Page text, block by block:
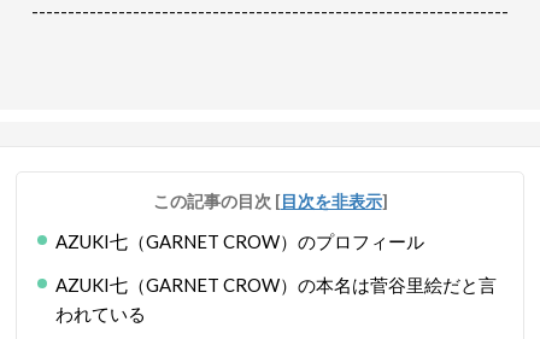
------------------------------------------------------------------
この記事の目次 [目次を非表示]
AZUKI七（GARNET CROW）のプロフィール
AZUKI七（GARNET CROW）の本名は菅谷里絵だと言
われている